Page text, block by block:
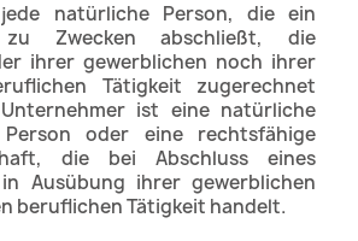
natürliche Person, die ein
zu Zwecken abschließt, die
ihrer gewerblichen noch ihrer
Tätigkeit zugerechnet
ist eine natürliche
oder eine rechtsfähige
die bei Abschluss eines
Ausübung ihrer gewerblichen
beruflichen Tätigkeit handelt.